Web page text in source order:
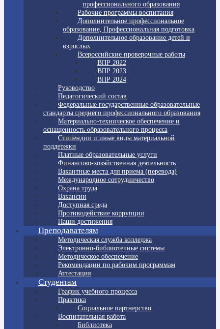
профессионального образования
Рабочие программы воспитания
Дополнительное профессиональное
образование, Профессиональная подготовка
Дополнительное образование детей и
взрослых
Всероссийские проверочные работы
ВПР 2022
ВПР 2023
ВПР 2024
Руководство
Педагогический состав
Федеральные государственные образовательные
стандарты среднего профессионального образования
Материально-техническое обеспечение и
оснащенность образовательного процесса
Стипендии и иные виды материальной
поддержки
Платные образовательные услуги
Финансово-хозяйственная деятельность
Вакантные места для приема (перевода)
Международное сотрудничество
Охрана труда
Вакансии
Доступная среда
Противодействие коррупции
Наши достижения
Преподавателям
Методическая служба колледжа
Электронно-библиотечные системы
Методическое обеспечение
Рекомендации по рабочим программам
Аттестация
Студентам
График учебного процесса
Практика
Социальное партнерство
Воспитательная работа
Библиотека